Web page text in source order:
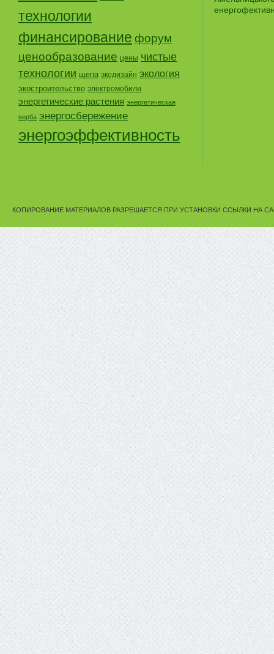
технологии
финансирование форум
ценообразование цены чистые
технологии щепа экодизайн экология
экостроительство электромобили
энергетические растения энергетическая
верба энергосбережение
энергоэффективность
КОПИРОВАНИЕ МАТЕРИАЛОВ РАЗРЕШАЕТСЯ ПРИ УСТАНОВКИ ССЫЛКИ НА САЙТ